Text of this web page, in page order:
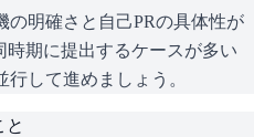
の明確さと自己PRの具体性が
時期に提出するケースが多い
して進めましょう。
と